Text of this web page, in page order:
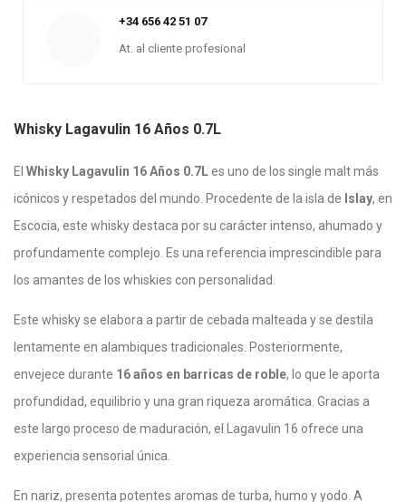
+34 656 42 51 07
At. al cliente profesional
Whisky Lagavulin 16 Años 0.7L
El Whisky Lagavulin 16 Años 0.7Les uno de los single malt más
icónicos y respetados del mundo. Procedente de la isla de Islay, en
Escocia, este whisky destaca por su carácter intenso, ahumado y
profundamente complejo. Es una referencia imprescindible para
los amantes de los whiskies con personalidad.
Este whisky se elabora a partir de cebada malteada y se destila
lentamente en alambiques tradicionales. Posteriormente,
envejece durante 16 años en barricas de roble, lo que le aporta
profundidad, equilibrio y una gran riqueza aromática. Gracias a
este largo proceso de maduración, el Lagavulin 16 ofrece una
experiencia sensorial única.
En nariz, presenta potentes aromas de turba, humo y yodo. A